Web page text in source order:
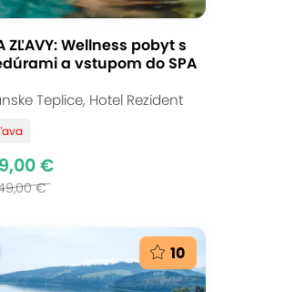
ZĽAVY: Wellness pobyt s
a vstupom do SPA
Teplice, Hotel Rezident
€
€
10